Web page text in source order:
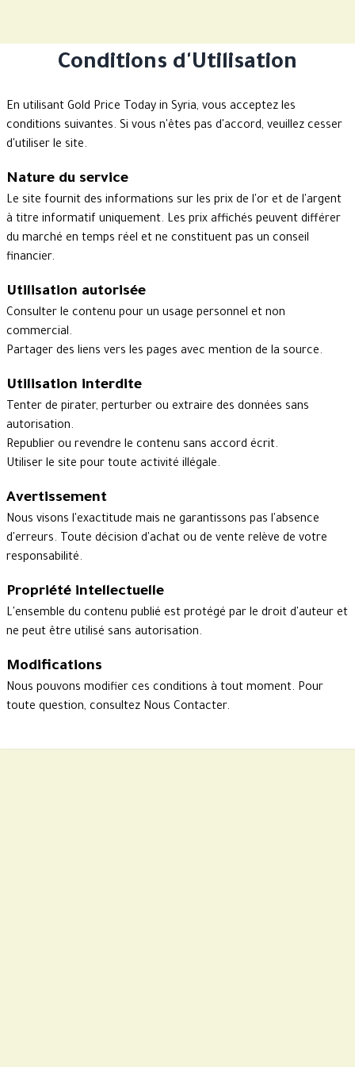
Conditions d'Utilisation
En utilisant Gold Price Today in Syria, vous acceptez les
conditions suivantes. Si vous n'êtes pas d'accord, veuillez cesser
d'utiliser le site.
Nature du service
Le site fournit des informations sur les prix de l'or et de l'argent
à titre informatif uniquement. Les prix affichés peuvent différer
du marché en temps réel et ne constituent pas un conseil
financier.
Utilisation autorisée
Consulter le contenu pour un usage personnel et non
commercial.
Partager des liens vers les pages avec mention de la source.
Utilisation interdite
Tenter de pirater, perturber ou extraire des données sans
autorisation.
Republier ou revendre le contenu sans accord écrit.
Utiliser le site pour toute activité illégale.
Avertissement
Nous visons l'exactitude mais ne garantissons pas l'absence
d'erreurs. Toute décision d'achat ou de vente relève de votre
responsabilité.
Propriété intellectuelle
L'ensemble du contenu publié est protégé par le droit d'auteur et
ne peut être utilisé sans autorisation.
Modifications
Nous pouvons modifier ces conditions à tout moment. Pour
toute question, consultez Nous Contacter.